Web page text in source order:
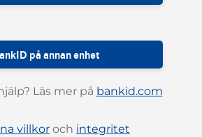
på annan enhet
Läs mer på bankid.com
villkor och integritet